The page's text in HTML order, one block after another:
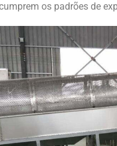
os padrões de